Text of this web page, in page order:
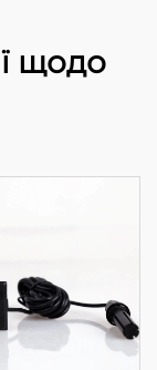
щодо